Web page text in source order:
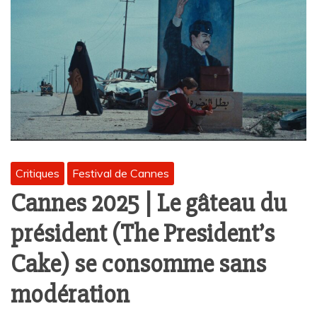
Critiques Festival de Cannes
Cannes 2025 | Le gâteau du
président (The President’s
Cake) se consomme sans
modération